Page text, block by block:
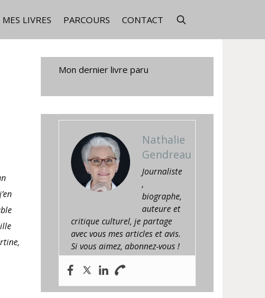
MES LIVRES PARCOURS CONTACT
Mon dernier livre paru
Nathalie
Gendreau
Journaliste
,
biographe,
auteure et
critique culturel, je partage
avec vous mes articles et avis.
Si vous aimez, abonnez-vous !